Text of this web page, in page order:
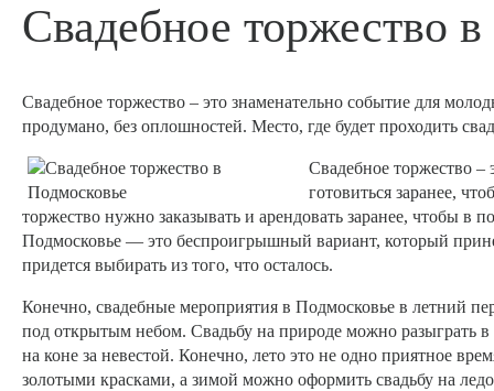
Свадебное торжество
Свадебное торжество – это знаменательно событие для
продумано, без оплошностей. Место, где будет проходить
Свадебное торжество –
готовиться заранее,
торжество нужно заказывать и арендовать заранее, чтобы
Подмосковье — это беспроигрышный вариант, который
придется выбирать из того, что осталось.
Конечно, свадебные мероприятия в Подмосковье в летний
под открытым небом. Свадьбу на природе можно разыграть
на коне за невестой. Конечно, лето это не одно приятное
золотыми красками, а зимой можно оформить свадьбу на